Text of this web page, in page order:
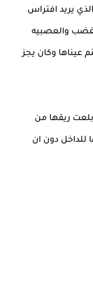
يريد افتراس
والعصبيه
عيناها وكان يجز
بلعت ريقها من
للداخل دون ان